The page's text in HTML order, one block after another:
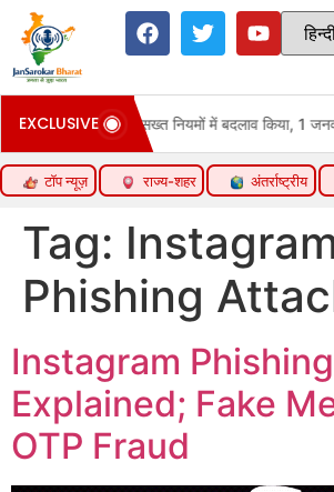
EXCLUSIVE
ने रिकवरी के सख्त नियमों में बदलाव किया, 1 जनवरी
टॉप न्यूज़ राज्य-शहर अंतर्राष्ट्रीय
Tag:
Phishing
Instagram
Explained; Fake
OTP Fraud